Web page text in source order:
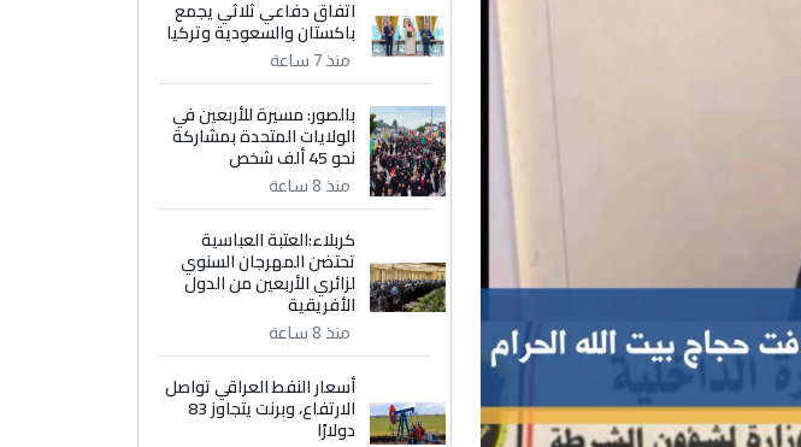
اتفاق دفاعي ثلاثي يجمع
باكستان والسعودية وتركيا
منذ 7 ساعة
بالصور: مسيرة للأربعين في
الولايات المتحدة بمشاركة
نحو 45 ألف شخص
منذ 8 ساعة
كربلاء:العتبة العباسية
تحتضن المهرجان السنوي
لزائري الأربعين من الدول
الأفريقية
منذ 8 ساعة
أسعار النفط العراقي تواصل
الارتفاع، وبرنت يتجاوز 83
دولارًا